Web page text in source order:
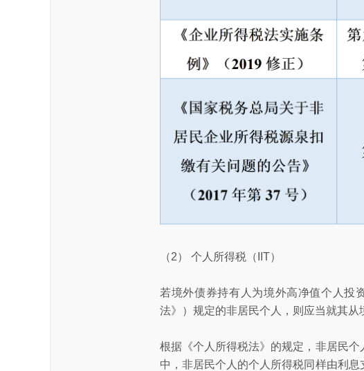
（2） 个人所得税（IIT）
若境外债券持有人为境外高净值个人投
法》）规定的非居民个人，则应当就其从
根据《个人所得税法》的规定，非居民
中，非居民个人的个人所得税同样由利